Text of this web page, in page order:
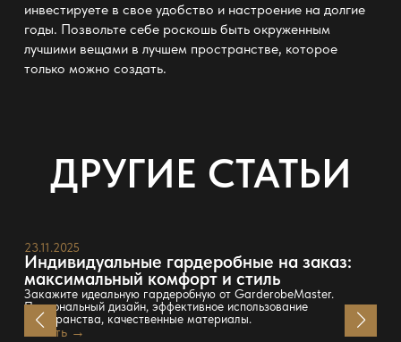
инвестируете в свое удобство и настроение на долгие
годы. Позвольте себе роскошь быть окруженным
лучшими вещами в лучшем пространстве, которое
только можно создать.
ДРУГИЕ СТАТЬИ
23.11.2025
Индивидуальные гардеробные на заказ:
максимальный комфорт и стиль
Закажите идеальную гардеробную от GarderobeMaster.
Персональный дизайн, эффективное использование
пространства, качественные материалы.
Читать →